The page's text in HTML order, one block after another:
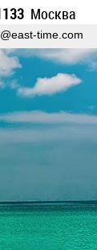
Москва
time.com